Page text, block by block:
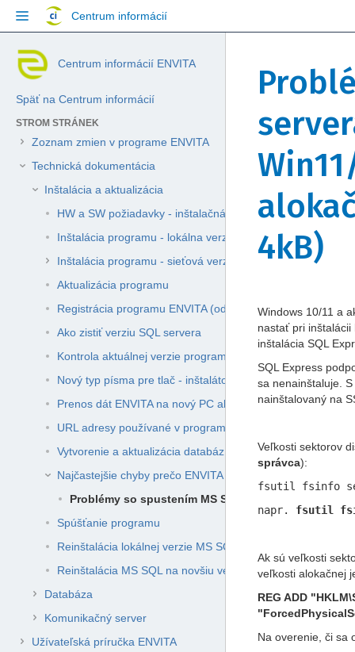
Skip
Přejít
Přejít
Centrum informácií
Centrum informácií ENVITA
Späť na Centrum informácií
STROM STRÁNEK
Zoznam zmien v programe ENVITA
Technická dokumentácia
Inštalácia a aktualizácia
HW a SW požiadavky - inštalačná dokumentácia
Inštalácia programu - lokálna verzia (pre 1 PC)
Inštalácia programu - sieťová verzia (pre viac PC)
Aktualizácia programu
Registrácia programu ENVITA (od verzie 2.0.0)
Ako zistiť verziu SQL servera
Kontrola aktuálnej verzie programu
Nový typ písma pre tlač - inštalátor fontu
Prenos dát ENVITA na nový PC alebo pri preinštalovaní PC
URL adresy používané v programe ENVITA
Vytvorenie a aktualizácia databáz na serveri
Najčastejšie chyby prečo ENVITA nenabehne
Problémy so spustením MS SQL servera/
Spúšťanie programu
Reinštalácia lokálnej verzie MS SQL na novšiu verziu
Reinštalácia MS SQL na novšiu verziu
Databáza
Komunikačný server
Užívateľská príručka ENVITA
konec
banneru
začátek
banneru
4kB)
Přejít
na
konec
Přejít
na
začátek
Windows 10/11 a
nastať pri
inštalácia SQL
SQL Express
sa nenainštaluje.
nainštalovaný na
Veľkosti sektorov
správca):
fsutil fsinfo
napr. fsutil
Ak sú veľkosti
veľkosti alokačnej
REG ADD
Na overenie, či sa